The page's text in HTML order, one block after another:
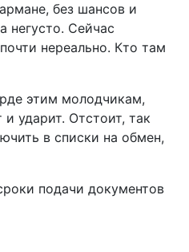
без шансов и
негусто. Сейчас
нереально. Кто там
этим молодчикам,
ударит. Отстоит, так
в списки на обмен,
подачи документов